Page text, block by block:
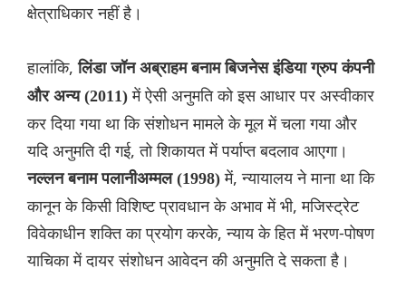
क्षेत्राधिकार नहीं है।
हालांकि,लिंडा जॉन अब्राहम बनाम बिजनेस इंडिया ग्रुप कंपनी
और अन्य (2011)में ऐसी अनुमति को इस आधार पर अस्वीकार
कर दिया गया था कि संशोधन मामले के मूल में चला गया और
यदि अनुमति दी गई, तो शिकायत में पर्याप्त बदलाव आएगा।
नल्लन बनाम पलानीअम्मल (1998)में, न्यायालय ने माना था कि
कानून के किसी विशिष्ट प्रावधान के अभाव में भी, मजिस्ट्रेट
विवेकाधीन शक्ति का प्रयोग करके, न्याय के हित में भरण-पोषण
याचिका में दायर संशोधन आवेदन की अनुमति दे सकता है।